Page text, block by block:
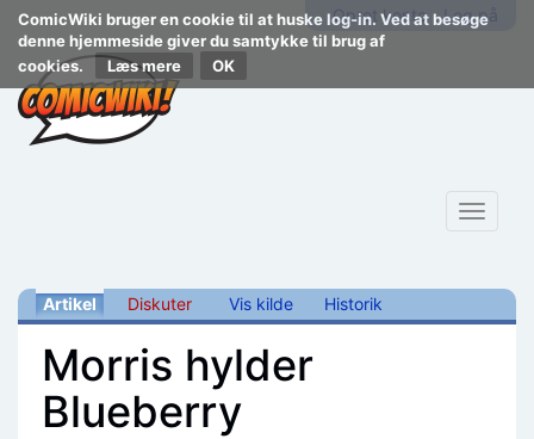
ComicWiki bruger en cookie til at huske log-in. Ved at besøge
denne hjemmeside giver du samtykke til brug af
cookies.
Læs mere
Opret konto Log på
Toggle
Artikel Diskuter Vis kilde Historik
Morris hylder
Blueberry